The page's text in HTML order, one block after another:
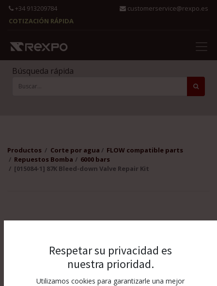
+34 913209784
customerservice@rexpo.es
COTIZACIÓN RÁPIDA
Búsqueda rápida
Productos Corte por agua
FLOW compatible parts
Repuestos Bomba
6000 bars
[015084-1] 87K Bleed-down Valve Repair Kit
Respetar su privacidad es
nuestra prioridad.
Utilizamos cookies para garantizarle una mejor